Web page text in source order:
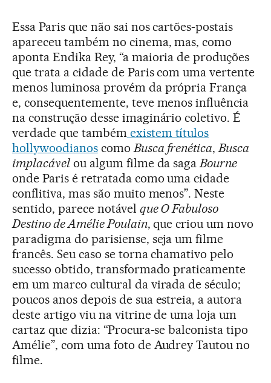
Essa Paris que não sai nos cartões-postais
apareceu também no cinema, mas, como
aponta Endika Rey, “a maioria de produções
que trata a cidade de Paris com uma vertente
menos luminosa provém da própria França
e, consequentemente, teve menos influência
na construção desse imaginário coletivo. É
verdade que também existem títulos
hollywoodianoscomo Busca frenética, Busca
implacávelou algum filme da saga Bourne
onde Paris é retratada como uma cidade
conflitiva, mas são muito menos”. Neste
sentido, parece notável que O Fabuloso
Destino de Amélie Poulain, que criou um novo
paradigma do parisiense, seja um filme
francês. Seu caso se torna chamativo pelo
sucesso obtido, transformado praticamente
em um marco cultural da virada de século;
poucos anos depois de sua estreia, a autora
deste artigo viu na vitrine de uma loja um
cartaz que dizia: “Procura-se balconista tipo
Amélie”, com uma foto de Audrey Tautou no
filme.